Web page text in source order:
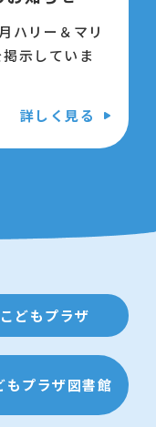
ハリー＆マリ
示していま
札づくりに挑
者
詳しく見る
こどもプラザ
もプラザ図書館